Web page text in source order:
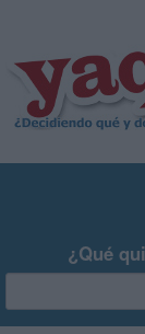
¿Qué